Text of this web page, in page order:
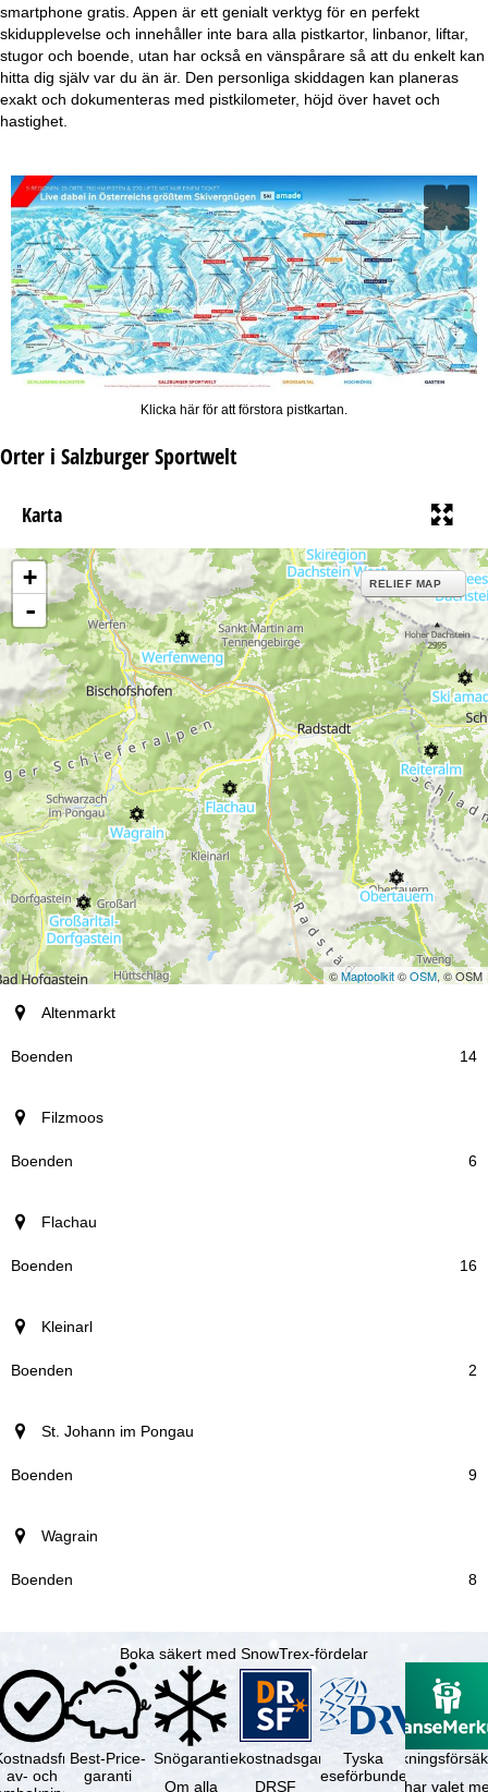
smartphone gratis. Appen är ett genialt verktyg för en perfekt
skidupplevelse och innehåller inte bara alla pistkartor, linbanor, liftar,
stugor och boende, utan har också en vänspårare så att du enkelt kan
hitta dig själv var du än är. Den personliga skiddagen kan planeras
exakt och dokumenteras med pistkilometer, höjd över havet och
hastighet.
Klicka här för att förstora pistkartan.
Orter i Salzburger Sportwelt
Karta
+
-
RELIEF MAP
©Maptoolkit©OSM, © OSM
ort
Boenden
Altenmarkt
14
Filzmoos
6
Flachau
16
Kleinarl
2
St. Johann im Pongau
9
Wagrain
8
Boka säkert med SnowTrex-fördelar
av- och
Best-Price-
garanti
Snögaranti
Om alla
Resekostnadsgaranti
DRSF
Tyska
reseförbundet
Du har valet